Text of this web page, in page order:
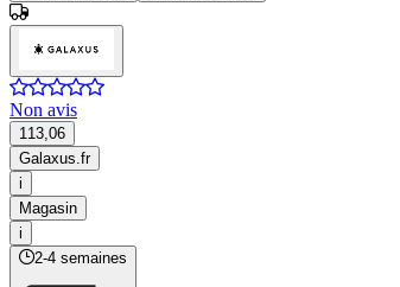
Non avis
113,06
Galaxus.fr
i
Magasin
i
2-4 semaines